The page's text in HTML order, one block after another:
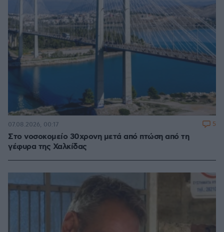
Στο νοσοκομείο 30χρονη μετά από πτώση από τη
γέφυρα της Χαλκίδας
07.08.2026, 00:17 5